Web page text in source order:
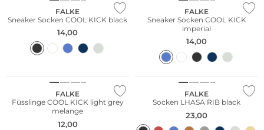
FALKE
Sneaker Socken COOL KICK black
14,00
FALKE
Sneaker Socken COOL KICK
imperial
14,00
FALKE
Füsslinge COOL KICK light grey
melange
12,00
Kaschmir
FALKE
Socken LHASA RIB black
23,00